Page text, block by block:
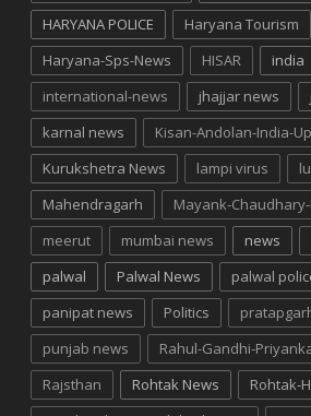
HARYANA POLICE
Haryana Tourism
Haryana-Sps-News
HISAR india
international-news
jhajjar news
karnal news
Kisan-Andolan-India-
Kurukshetra News
lampi virus
Mahendragarh
Mayank-
meerut
mumbai news news
palwal
Palwal News palwal
panipat news
Politics
punjab news
Rahul-Gandhi-
Rajsthan
Rohtak News
Rohtak-